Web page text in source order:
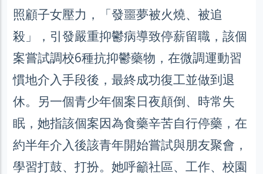
照顧子女壓力，「發噩夢被火燒、被追
殺」，引發嚴重抑鬱病導致停薪留職，該個
案嘗試調校6種抗抑鬱藥物，在微調運動習
慣地介入手段後，最終成功復工並做到退
休。另一個青少年個案日夜顛倒、時常失
眠，她指該個案因為食藥辛苦自行停藥，在
約半年介入後該青年開始嘗試與朋友聚會，
學習打鼓、打扮。她呼籲社區、工作、校園